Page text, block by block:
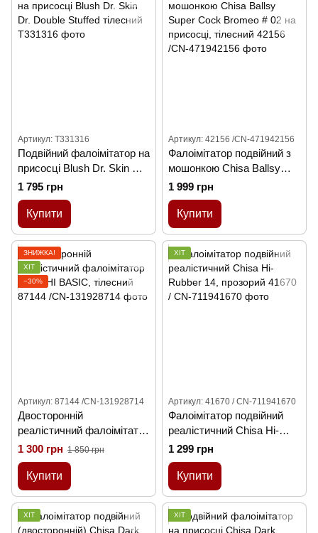
Артикул: T331316
Подвійний фалоімітатор на
присосці Blush Dr. Skin Dr.
Double Stuffed тілесний
1 795 грн
Купити
Артикул: 42156 /CN-471942156
Фалоімітатор подвійний з
мошонкою Chisa Ballsy
Super Cock Bromeo # 02 на
присосці, тілесний
1 999 грн
Купити
ЗНИЖКА!
ХІТ
−30%
Артикул: 87144 /CN-131928714
Двосторонній
реалістичний фалоімітатор
Chisa HI BASIC, тілесний
1 300 грн 1 850 грн
Купити
ХІТ
Артикул: 41670 / CN-711941670
Фалоімітатор подвійний
реалістичний Chisa Hi-
Rubber 14, прозорий
1 299 грн
Купити
ХІТ ХІТ